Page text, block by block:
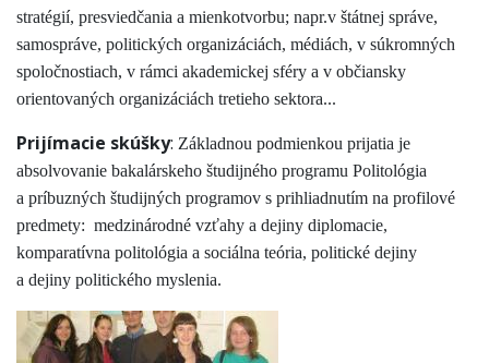
stratégií, presviedčania a mienkotvorbu; napr.v štátnej správe,
samospráve, politických organizáciách, médiách, v súkromných
spoločnostiach, v rámci akademickej sféry a v občiansky
orientovaných organizáciách tretieho sektora...
Prijímacie skúšky: Základnou podmienkou prijatia je
absolvovanie bakalárskeho študijného programu Politológia
a príbuzných študijných programov s prihliadnutím na profilové
predmety: medzinárodné vzťahy a dejiny diplomacie,
komparatívna politológia a sociálna teória, politické dejiny
a dejiny politického myslenia.